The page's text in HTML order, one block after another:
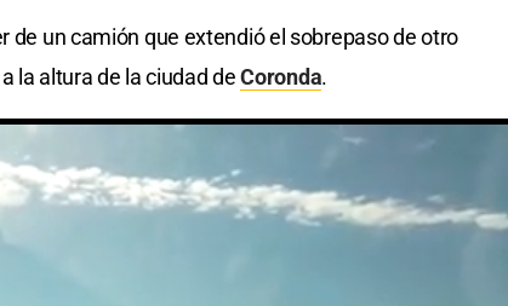
un camión que extendió el sobrepaso de otro
la altura de la ciudad deCoronda.